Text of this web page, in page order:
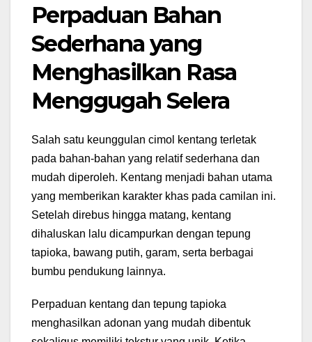
Perpaduan Bahan
Sederhana yang
Menghasilkan Rasa
Menggugah Selera
Salah satu keunggulan cimol kentang terletak
pada bahan-bahan yang relatif sederhana dan
mudah diperoleh. Kentang menjadi bahan utama
yang memberikan karakter khas pada camilan ini.
Setelah direbus hingga matang, kentang
dihaluskan lalu dicampurkan dengan tepung
tapioka, bawang putih, garam, serta berbagai
bumbu pendukung lainnya.
Perpaduan kentang dan tepung tapioka
menghasilkan adonan yang mudah dibentuk